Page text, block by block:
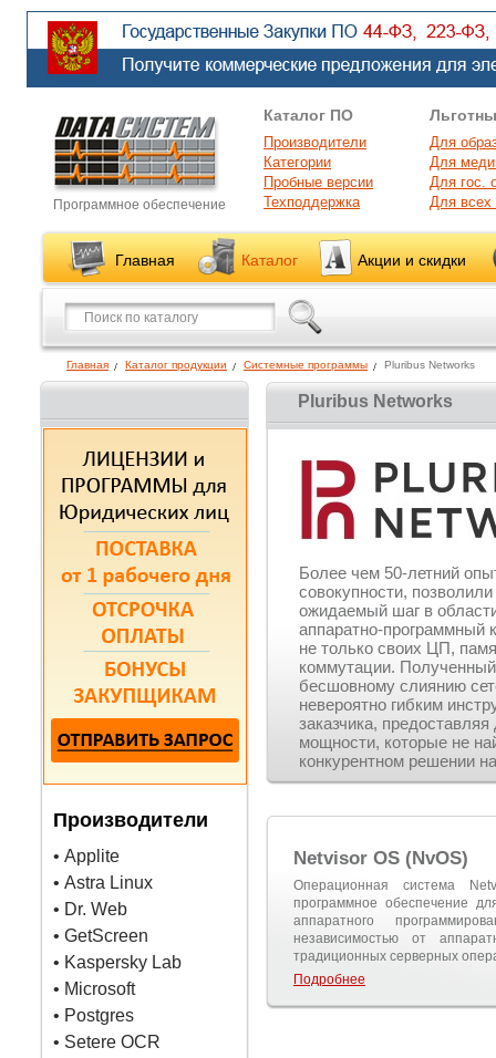
Программное обеспечение
Каталог ПО
Производители
Категории
Пробные версии
Техподдержка
Для
Для
Для гос.
Для
Главная Каталог Акции и скидки
Главная Каталог продукции Системные программы Pluribus Networks
Производители
• Applite
• Astra Linux
• Dr. Web
• GetScreen
• Kaspersky Lab
• Microsoft
• Postgres
• Setere OCR
Pluribus Networks
Более чем 50-летний
совокупности,
ожидаемый шаг в
аппаратно-программный
не только своих ЦП,
коммутации.
бесшовному слиянию
невероятно гибким
заказчика,
мощности, которые не
конкурентном решении
Netvisor OS (NvOS)
Операционная система
программное обеспечение
аппаратного
независимостью от
традиционных серверных
Подробнее